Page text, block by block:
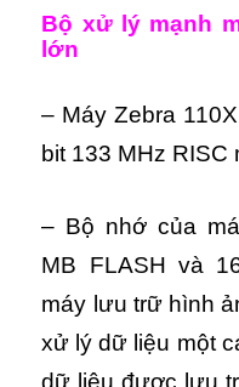
Bộ xử lý mạnh
lớn
– Máy Zebra
bit 133 MHz RISC
– Bộ nhớ của
MB FLASH và
máy lưu trữ hình
xử lý dữ liệu một
dữ liệu được lưu